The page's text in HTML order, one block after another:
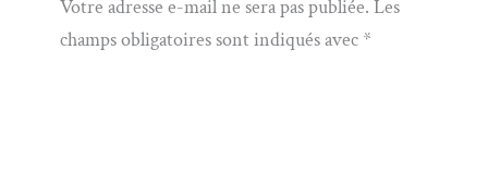
Votre adresse e-mail ne sera pas publiée. Les
champs obligatoires sont indiqués avec *